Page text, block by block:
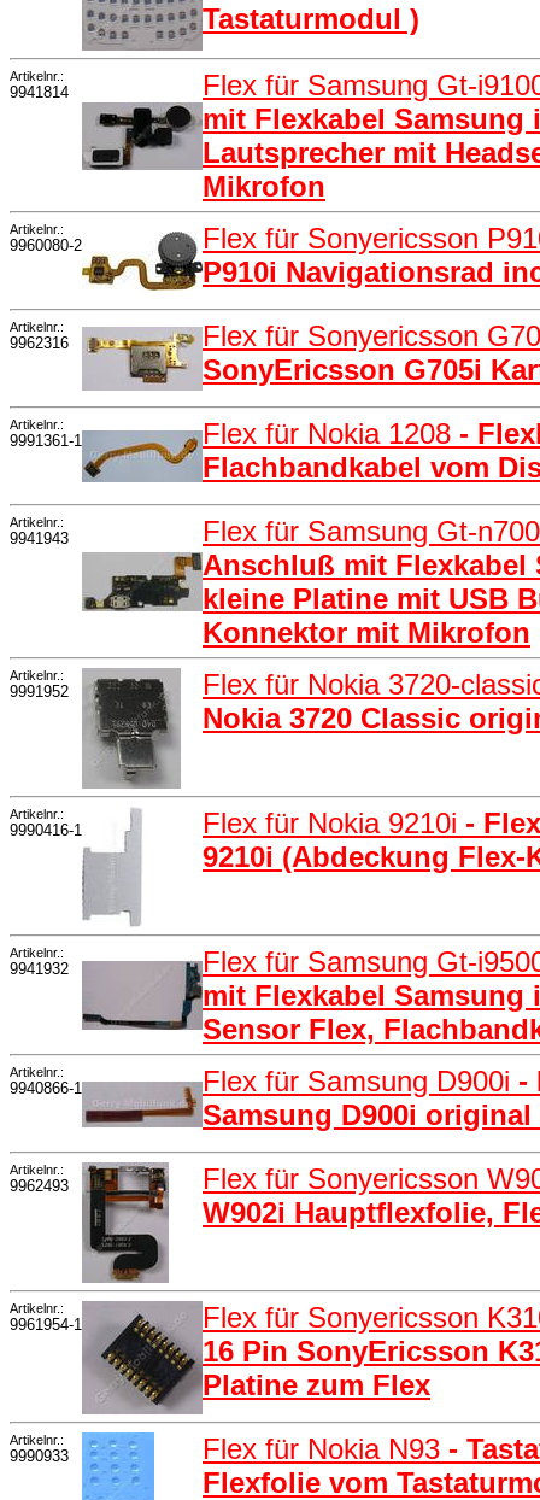
Tastaturmodul )
Artikelnr.:
9941814
Flex für Samsung Gt-
mit Flexkabel Samsung
Lautsprecher mit
Mikrofon
Artikelnr.:
9960080-2
Flex für Sonyericsson
P910i Navigationsrad
Artikelnr.:
9962316
Flex für Sonyericsson
SonyEricsson G705i
Artikelnr.:
9991361-1 Flex für Nokia 1208 -
Flachbandkabel vom
Artikelnr.:
9941943
Flex für Samsung Gt-
Anschluß mit Flexkabel
kleine Platine mit USB
Konnektor mit Mikrofon
Artikelnr.:
9991952
Flex für Nokia 3720-
Nokia 3720 Classic
Artikelnr.:
9990416-1 Flex für Nokia 9210i -
9210i (Abdeckung Flex-
Artikelnr.:
9941932
Flex für Samsung Gt-
mit Flexkabel Samsung
Sensor Flex,
Artikelnr.:
9940866-1 Flex für Samsung D900i -
Samsung D900i
Artikelnr.:
9962493
Flex für Sonyericsson
W902i Hauptflexfolie,
Artikelnr.:
9961954-1
Flex für Sonyericsson
16 Pin SonyEricsson
Platine zum Flex
Artikelnr.:
9990933 Flex für Nokia N93 -
Flexfolie vom